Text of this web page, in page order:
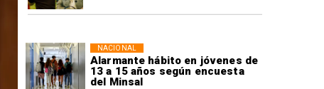
Alarmante hábito en jóvenes de
13 a 15 años según encuesta
del Minsal
NACIONAL